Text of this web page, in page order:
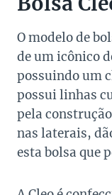
O modelo de
de um icônico
possuindo um
possui linhas
pela
nas laterais,
esta bolsa que